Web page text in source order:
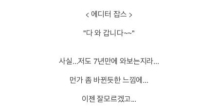
< 에디터 잡스 >
"다 와 갑니다~~"
사실...저도 7년만에 와보는지라...
먼가 좀 바뀐듯한 느낌에...
이젠 잘모르겠고...